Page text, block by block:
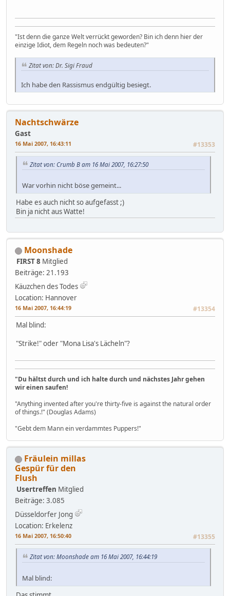
"Ist denn die ganze Welt verrückt geworden? Bin ich denn hier der
einzige Idiot, dem Regeln noch was bedeuten?"
Zitat von: Dr. Sigi Fraud
Ich habe den Rassismus endgültig besiegt.
Nachtschwärze
Gast
16 Mai 2007, 16:43:11 #13353
Zitat von: Crumb B am 16 Mai 2007, 16:27:50
War vorhin nicht böse gemeint...
Habe es auch nicht so aufgefasst ;)
Bin ja nicht aus Watte!
Moonshade
FIRST 8 Mitglied
Beiträge: 21.193
Käuzchen des Todes
Location: Hannover
16 Mai 2007, 16:44:19 #13354
Mal blind:
"Strike!" oder "Mona Lisa's Lächeln"?
"Du hältst durch und ich halte durch und nächstes Jahr gehen
wir einen saufen!
"Anything invented after you're thirty-five is against the natural order
of things.!" (Douglas Adams)
"Gebt dem Mann ein verdammtes Puppers!"
Fräulein millas
Gespür für den
Flush
Usertreffen Mitglied
Beiträge: 3.085
Düsseldorfer Jong
Location: Erkelenz
16 Mai 2007, 16:50:40 #13355
Zitat von: Moonshade am 16 Mai 2007, 16:44:19
Mal blind: